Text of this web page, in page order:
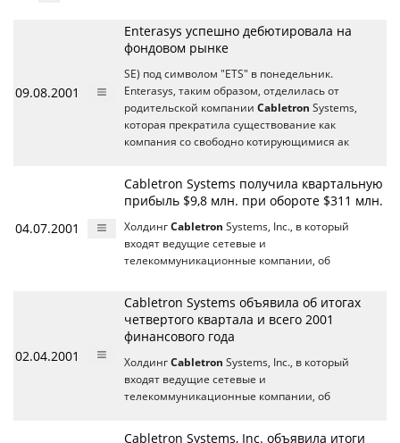
09.08.2001
Enterasys успешно дебютировала на
фондовом рынке
SE) под символом "ETS" в понедельник.
Enterasys, таким образом, отделилась от
родительской компании Cabletron Systems,
которая прекратила существование как
компания со свободно котирующимися ак
04.07.2001
Cabletron Systems получилa квартальную
прибыль $9,8 млн. при обороте $311 млн.
Холдинг Cabletron Systems, Inc., в который
входят ведущие сетевые и
телекоммуникационные компании, об
02.04.2001
Cabletron Systems объявила об итогах
четвертого квартала и всего 2001
финансового года
Холдинг Cabletron Systems, Inc., в который
входят ведущие сетевые и
телекоммуникационные компании, об
Cabletron Systems, Inc. объявила итоги